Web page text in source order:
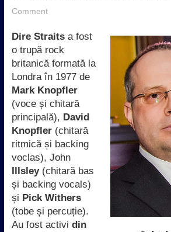
Comment
Dire Straitsa fost
o trupă rock
britanică formată la
Londra în 1977 de
Mark Knopfler
(voce și chitară
principală), David
Knopfler(chitară
ritmică și backing
voclas), John
Illsley(chitară bas
și backing vocals)
și Pick Withers
(tobe și percuție).
Au fost activi din